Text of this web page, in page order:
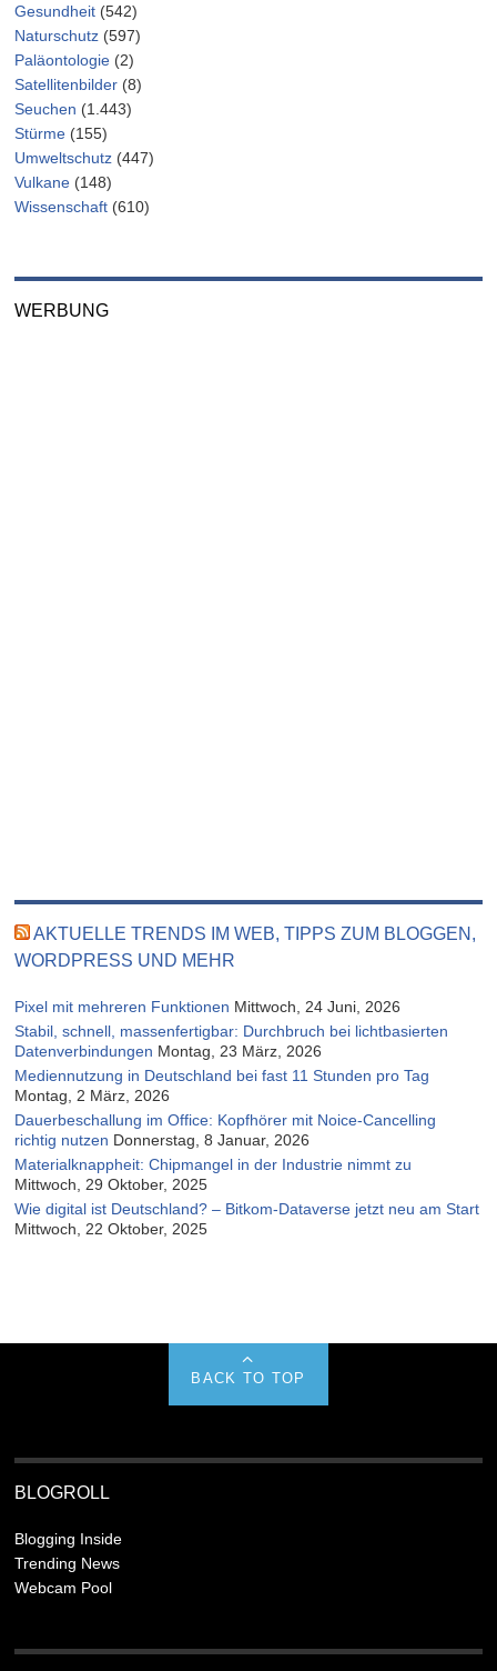
Gesundheit (542)
Naturschutz (597)
Paläontologie (2)
Satellitenbilder (8)
Seuchen (1.443)
Stürme (155)
Umweltschutz (447)
Vulkane (148)
Wissenschaft (610)
WERBUNG
AKTUELLE TRENDS IM WEB, TIPPS ZUM BLOGGEN,
WORDPRESS UND MEHR
Pixel mit mehreren Funktionen Mittwoch, 24 Juni, 2026
Stabil, schnell, massenfertigbar: Durchbruch bei lichtbasierten
Datenverbindungen Montag, 23 März, 2026
Mediennutzung in Deutschland bei fast 11 Stunden pro Tag
Montag, 2 März, 2026
Dauerbeschallung im Office: Kopfhörer mit Noice-Cancelling
richtig nutzen Donnerstag, 8 Januar, 2026
Materialknappheit: Chipmangel in der Industrie nimmt zu
Mittwoch, 29 Oktober, 2025
Wie digital ist Deutschland? – Bitkom-Dataverse jetzt neu am Start
Mittwoch, 22 Oktober, 2025
BACK TO TOP
BLOGROLL
Blogging Inside
Trending News
Webcam Pool